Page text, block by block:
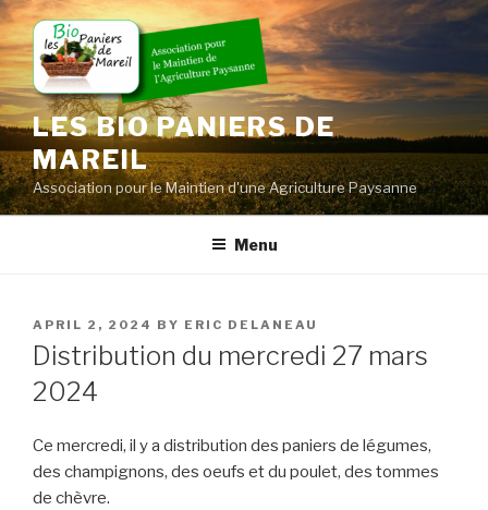
Skip
to
content
LES BIO PANIERS DE
MAREIL
Association pour le Maintien d'une Agriculture Paysanne
Menu
POSTED
ON
APRIL 2, 2024 BY ERIC DELANEAU
Distribution du mercredi 27 mars
2024
Ce mercredi, il y a distribution des paniers de légumes,
des champignons, des oeufs et du poulet, des tommes
de chèvre.